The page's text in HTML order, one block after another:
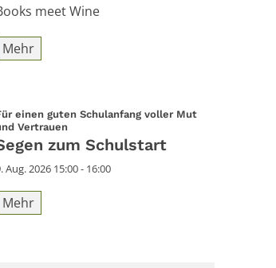
meet Wine
Mehr
einen guten Schulanfang voller Mut
Vertrauen:
zum Schulstart
Aug. 2026 15:00 - 16:00
Mehr